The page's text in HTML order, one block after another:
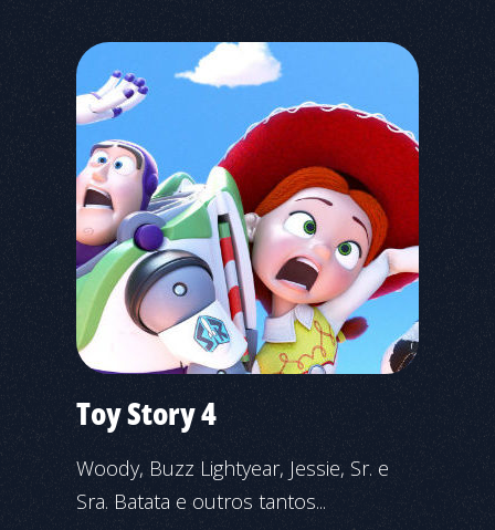
Toy Story 4
Woody, Buzz Lightyear, Jessie, Sr. e
Sra. Batata e outros tantos...